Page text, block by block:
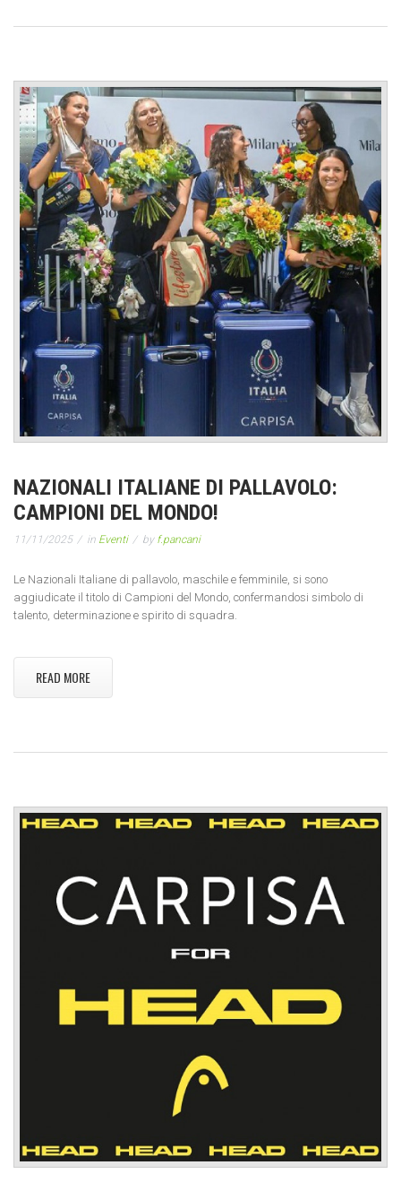
NAZIONALI ITALIANE DI PALLAVOLO:
CAMPIONI DEL MONDO!
11/11/2025 in Eventi by f.pancani
Le Nazionali Italiane di pallavolo, maschile e femminile, si sono
aggiudicate il titolo di Campioni del Mondo, confermandosi simbolo di
talento, determinazione e spirito di squadra.
READ MORE